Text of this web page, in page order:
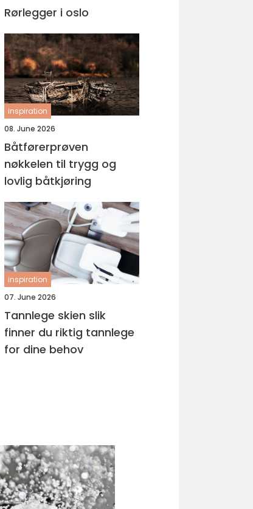
Rørlegger i oslo
inspiration
08. June 2026
Båtførerprøven
nøkkelen til trygg og
lovlig båtkjøring
inspiration
07. June 2026
Tannlege skien slik
finner du riktig tannlege
for dine behov